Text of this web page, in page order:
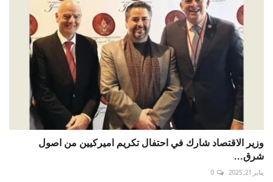
وزير الاقتصاد شارك في احتفال تكريم اميركيين من اصول
شرق...
يناير 21, 2025 0